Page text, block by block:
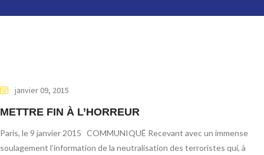
janvier 09, 2015
METTRE FIN À L’HORREUR
Paris, le 9 janvier 2015 COMMUNIQUÉ Recevant avec un immense
soulagement l’information de la neutralisation des terroristes qui, à